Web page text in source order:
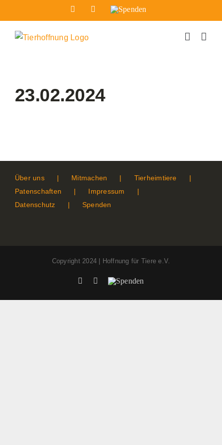
Inhalt
springen
FacebookInstagram
Spenden
23.02.2024
Über uns Mitmachen
Tierheimtiere
Patenschaften
Impressum
Datenschutz
Spenden
Copyright 2024 | Hoffnung für Tiere e.V.
FacebookInstagram
Spenden